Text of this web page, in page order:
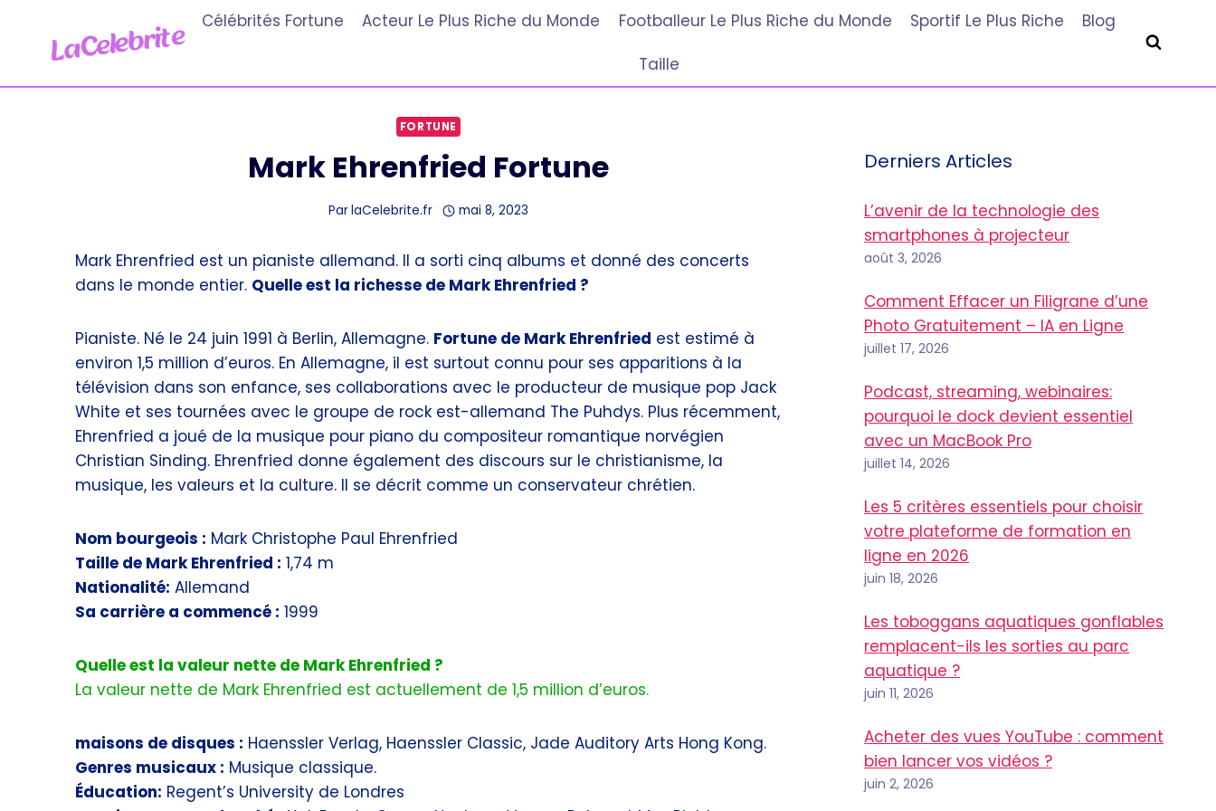
contenu
Célébrités Fortune Acteur Le Plus Riche du Monde Footballeur Le Plus Riche du Monde Sportif Le Plus Riche
Blog
Taille
FORTUNE
Mark Ehrenfried Fortune
ParlaCelebrite.fr mai 8, 2023
Mark Ehrenfried est un pianiste allemand. Il a sorti cinq albums et donné des concerts
dans le monde entier. Quelle est la richesse de Mark Ehrenfried ?
Pianiste. Né le 24 juin 1991 à Berlin, Allemagne. Fortune de Mark Ehrenfried est estimé à
environ 1,5 million d’euros. En Allemagne, il est surtout connu pour ses apparitions à la
télévision dans son enfance, ses collaborations avec le producteur de musique pop Jack
White et ses tournées avec le groupe de rock est-allemand The Puhdys. Plus récemment,
Ehrenfried a joué de la musique pour piano du compositeur romantique norvégien
Christian Sinding. Ehrenfried donne également des discours sur le christianisme, la
musique, les valeurs et la culture. Il se décrit comme un conservateur chrétien.
Nom bourgeois : Mark Christophe Paul Ehrenfried
Taille de Mark Ehrenfried : 1,74 m
Nationalité: Allemand
Sa carrière a commencé : 1999
Quelle est la valeur nette de Mark Ehrenfried ?
La valeur nette de Mark Ehrenfried est actuellement de 1,5 million d’euros.
maisons de disques : Haenssler Verlag, Haenssler Classic, Jade Auditory Arts Hong Kong.
Genres musicaux : Musique classique.
Éducation: Regent’s University de Londres
Derniers Articles
L’avenir de la technologie des
smartphones à projecteur
août 3, 2026
Comment Effacer un Filigrane d’une
Photo Gratuitement – IA en Ligne
juillet 17, 2026
Podcast, streaming, webinaires:
pourquoi le dock devient essentiel
avec un MacBook Pro
juillet 14, 2026
Les 5 critères essentiels pour choisir
votre plateforme de formation en
ligne en 2026
juin 18, 2026
Les toboggans aquatiques gonflables
remplacent-ils les sorties au parc
aquatique ?
juin 11, 2026
Acheter des vues YouTube : comment
bien lancer vos vidéos ?
juin 2, 2026